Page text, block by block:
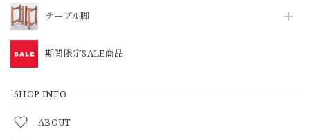
テーブル脚
期間限定SALE商品
SHOP INFO
ABOUT